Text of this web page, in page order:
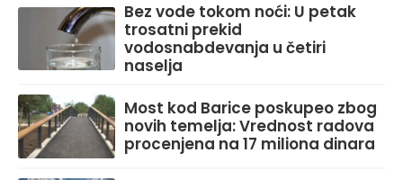
Bez vode tokom noći: U petak
trosatni prekid
vodosnabdevanja u četiri
naselja
Most kod Barice poskupeo zbog
novih temelja: Vrednost radova
procenjena na 17 miliona dinara